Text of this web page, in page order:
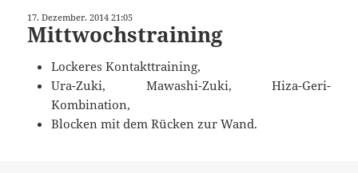
17. Dezember. 2014 21:05
Mittwochstraining
Lockeres Kontakttraining,
Ura-Zuki, Mawashi-Zuki, Hiza-Geri-
Kombination,
Blocken mit dem Rücken zur Wand.